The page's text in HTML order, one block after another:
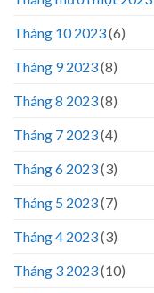
Tháng 10 2023(6)
Tháng 9 2023(8)
Tháng 8 2023(8)
Tháng 7 2023(4)
Tháng 6 2023(3)
Tháng 5 2023(7)
Tháng 4 2023(3)
Tháng 3 2023(10)